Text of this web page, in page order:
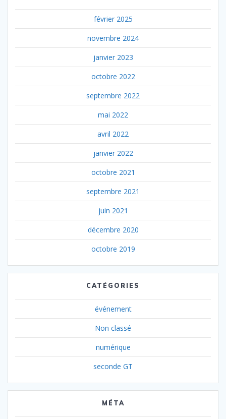
février 2025
novembre 2024
janvier 2023
octobre 2022
septembre 2022
mai 2022
avril 2022
janvier 2022
octobre 2021
septembre 2021
juin 2021
décembre 2020
octobre 2019
CATÉGORIES
événement
Non classé
numérique
seconde GT
MÉTA